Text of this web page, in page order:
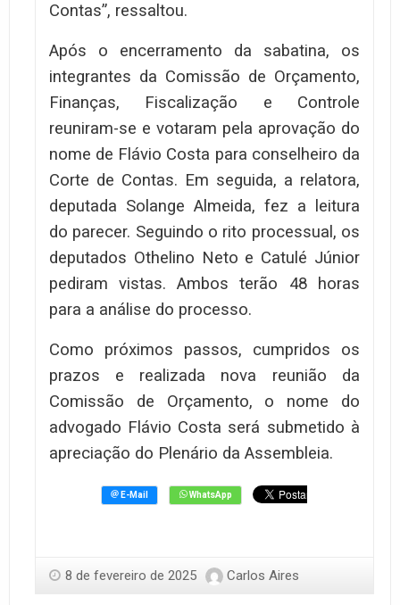
Contas”, ressaltou.
Após o encerramento da sabatina, os
integrantes da Comissão de Orçamento,
Finanças, Fiscalização e Controle
reuniram-se e votaram pela aprovação do
nome de Flávio Costa para conselheiro da
Corte de Contas. Em seguida, a relatora,
deputada Solange Almeida, fez a leitura
do parecer. Seguindo o rito processual, os
deputados Othelino Neto e Catulé Júnior
pediram vistas. Ambos terão 48 horas
para a análise do processo.
Como próximos passos, cumpridos os
prazos e realizada nova reunião da
Comissão de Orçamento, o nome do
advogado Flávio Costa será submetido à
apreciação do Plenário da Assembleia.
8 de fevereiro de 2025 Carlos Aires